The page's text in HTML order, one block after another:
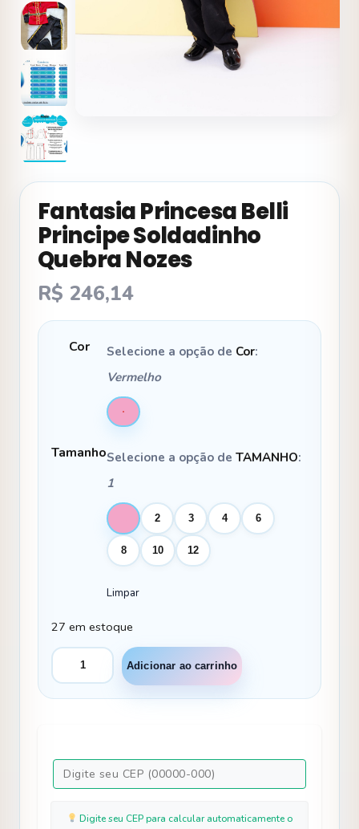
Fantasia Princesa Belli
Principe Soldadinho
Quebra Nozes
R$ 246,14
Cor Selecione a opção de Cor:
Vermelho
TamanhoSelecione a opção de TAMANHO:
1
2 3 4 6
8 10 12
Limpar
27 em estoque
Fantasia
Princesa
Nozes
quantidade
Adicionar ao carrinho
Digite seu CEP para calcular automaticamente o